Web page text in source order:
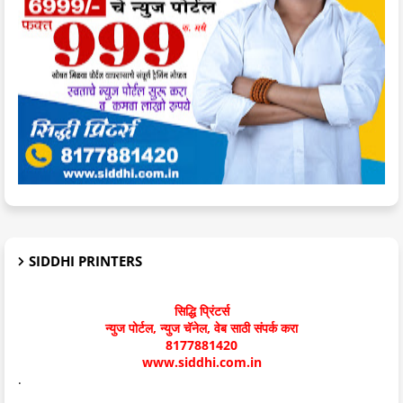
SIDDHI PRINTERS
सिद्धि प्रिंटर्स
न्युज पोर्टल, न्युज चॅनेल, वेब साठी संपर्क करा
8177881420
www.siddhi.com.in
.